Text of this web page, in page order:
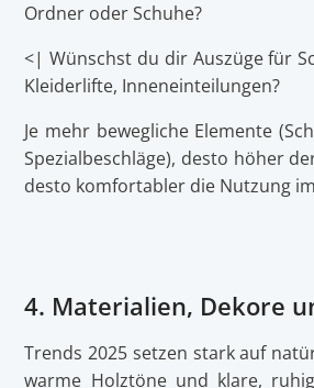
Ordner oder Schuhe?
<| Wünschst du dir Auszüge für
Kleiderlifte, Inneneinteilungen?
Je mehr bewegliche Elemente
Spezialbeschläge), desto höher
desto komfortabler die Nutzung
4. Materialien, Dekore
Trends 2025 setzen stark auf
warme Holztöne und klare,